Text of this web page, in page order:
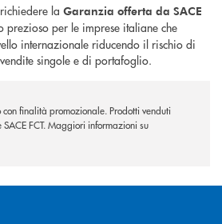
la Garanzia offerta da SACE
prezioso per le imprese italiane che
internazionale riducendo il rischio di
singole e di portafoglio.
finalità promozionale. Prodotti venduti
SACE FCT. Maggiori informazioni su